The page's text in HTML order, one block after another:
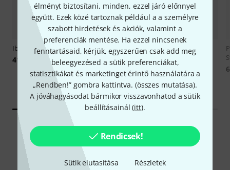
élményt biztosítani, minden, ezzel járó előnnyel
együtt. Ezek közé tartoznak például a a személyre
szabott hirdetések és akciók, valamint a
preferenciák mentése. Ha ezzel nincsenek
fenntartásaid, kérjük, egyszerűen csak add meg
beleegyezésed a sütik preferenciákat,
statisztikákat és marketinget érintő használatára a
„Rendben!” gombra kattintva. (összes mutatása).
A jóváhagyásodat bármikor visszavonhatod a sütik
beállításainál (itt).
Rendicsek!
Sütik elutasítása Részletek
IbanezQX527B-WK B-Stock
419 225 Ft
Seymour Duncan"Big Daddy"
Philip Say B-Stock
192 000 Ft
Tudnivalók